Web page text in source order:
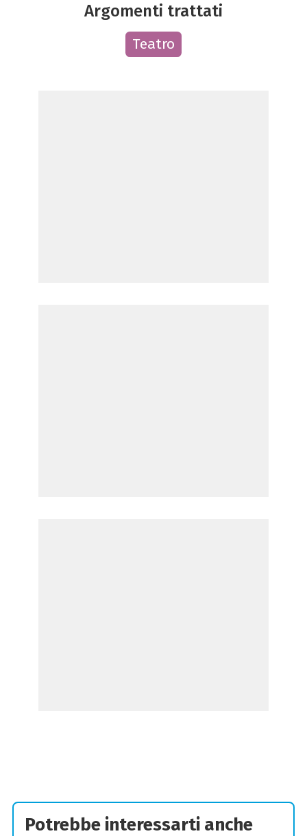
Argomenti trattati
Teatro
Potrebbe interessarti anche